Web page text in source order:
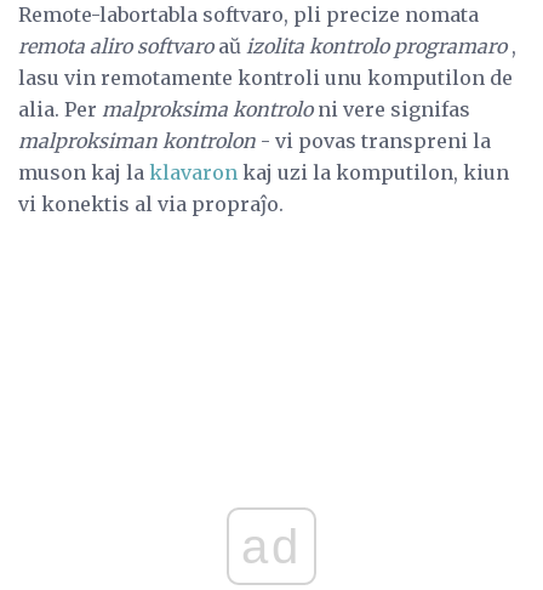
Remote-labortabla softvaro, pli precize nomata
remota aliro softvaroaŭ izolita kontrolo programaro,
lasu vin remotamente kontroli unu komputilon de
alia. Per malproksima kontroloni vere signifas
malproksiman kontrolon - vi povas transpreni la
muson kaj la klavaron kaj uzi la komputilon, kiun
vi konektis al via propraĵo.
ad